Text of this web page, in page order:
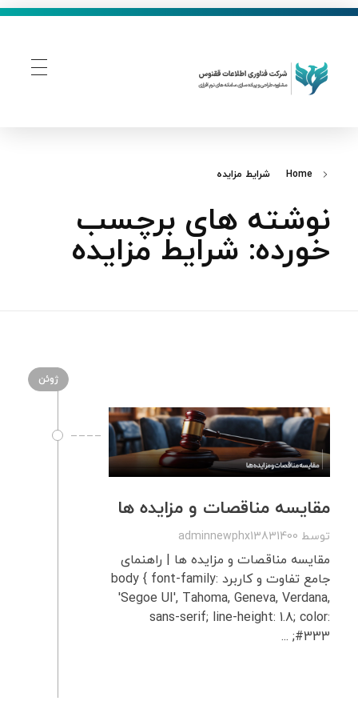
Home شرایط مزایده
نوشته های برچسب
خورده: شرایط مزایده
ژوئن
مقایسه مناقصات و مزایده ها
توسط adminnewphx13831400
مقایسه مناقصات و مزایده ها | راهنمای
جامع تفاوت و کاربرد body { font-family:
'Segoe UI', Tahoma, Geneva, Verdana,
sans-serif; line-height: 1.8; color:
#333; ...